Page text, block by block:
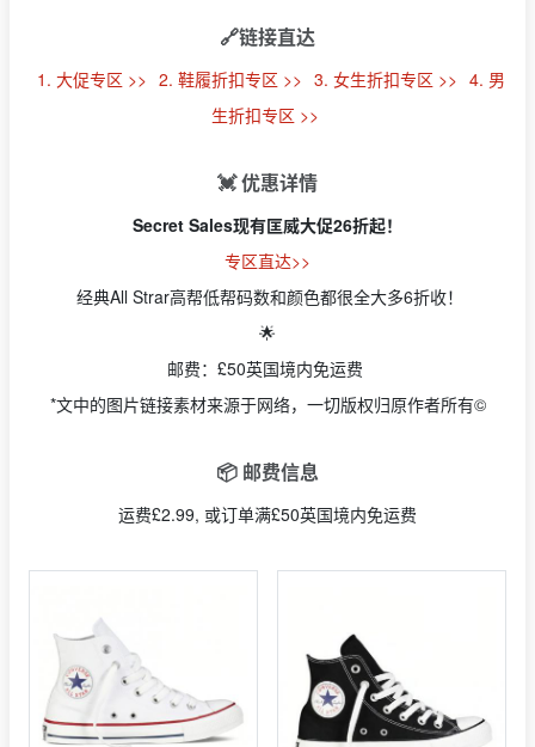
🔗链接直达
1. 大促专区 >> 2. 鞋履折扣专区 >> 3. 女生折扣专区 >> 4. 男
生折扣专区 >>
💓 优惠详情
Secret Sales现有匡威大促26折起！
专区直达>>
经典All Strar高帮低帮码数和颜色都很全大多6折收！
🌟
邮费：£50英国境内免运费
*文中的图片链接素材来源于网络，一切版权归原作者所有©
📦 邮费信息
运费£2.99, 或订单满£50英国境内免运费